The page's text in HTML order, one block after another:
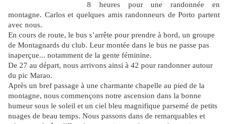
8 heures pour une randonnée en
montagne. Carlos et quelques amis randonneurs de Porto partent
avec nous.
En cours de route, le bus s’arrête pour prendre à bord, un groupe
de Montagnards du club. Leur montée dans le bus ne passe pas
inaperçue... notamment de la gente féminine.
De 27 au départ, nous arrivons ainsi à 42 pour randonner autour
du pic Marao.
Après un bref passage à une charmante chapelle au pied de la
montagne, nous commençons notre ascension dans la bonne
humeur sous le soleil et un ciel bleu magnifique parsemé de petits
nuages de beau temps. Nous passons dans de remarquables et